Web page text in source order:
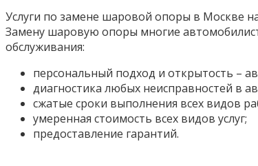
Услуги по замене шаровой опоры в Москве
Замену шаровую опоры многие
обслуживания:
персональный подход и открытость –
диагностика любых неисправностей в
сжатые сроки выполнения всех видов
умеренная стоимость всех видов услуг;
предоставление гарантий.